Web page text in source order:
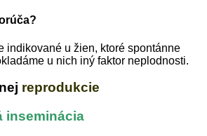
indikované u žien, ktoré spontánne
u nich iný faktor neplodnosti.
reprodukcie
inseminácia